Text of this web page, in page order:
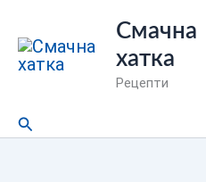
до
вмісту
Смачна
хатка
Рецепти
Пошук